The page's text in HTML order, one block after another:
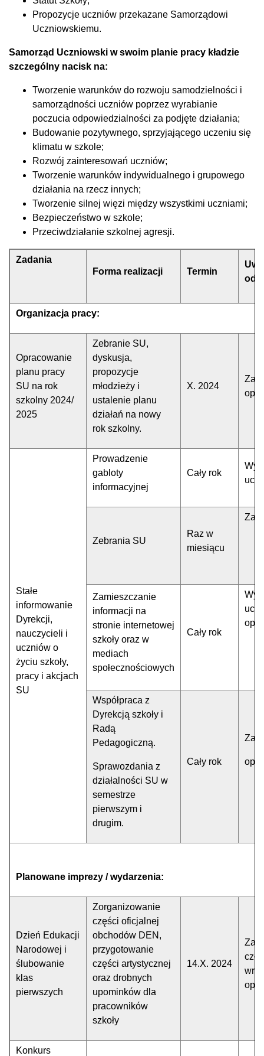
Propozycje uczniów przekazane Samorządowi
Uczniowskiemu.
Samorząd Uczniowski w swoim planie pracy kładzie
szczególny nacisk na:
Tworzenie warunków do rozwoju samodzielności i
samorządności uczniów poprzez wyrabianie
poczucia odpowiedzialności za podjęte działania;
Budowanie pozytywnego, sprzyjającego uczeniu się
klimatu w szkole;
Rozwój zainteresowań uczniów;
Tworzenie warunków indywidualnego i grupowego
działania na rzecz innych;
Tworzenie silnej więzi między wszystkimi uczniami;
Bezpieczeństwo w szkole;
Przeciwdziałanie szkolnej agresji.
Zadania
Forma realizacji
Termin
Organizacja pracy:
Opracowanie
planu pracy
SU na rok
szkolny 2024/
2025
Zebranie SU,
dyskusja,
propozycje
młodzieży i
ustalenie planu
działań na nowy
rok szkolny.
X. 2024
Stałe
informowanie
Dyrekcji,
nauczycieli i
uczniów o
życiu szkoły,
pracy i akcjach
SU
Prowadzenie
gabloty
informacyjnej
Cały rok
Zebrania SU
Raz w
miesiącu
Zamieszczanie
informacji na
stronie internetowej
szkoły oraz w
mediach
społecznościowych
Cały rok
Współpraca z
Dyrekcją szkoły i
Radą
Pedagogiczną.
Sprawozdania z
działalności SU w
semestrze
pierwszym i
drugim.
Cały rok
Planowane imprezy / wydarzenia:
Dzień Edukacji
Narodowej i
ślubowanie
klas
pierwszych
Zorganizowanie
części oficjalnej
obchodów DEN,
przygotowanie
części artystycznej
oraz drobnych
upominków dla
pracowników
szkoły
14.X. 2024
Konkurs